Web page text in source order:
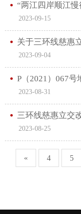
“两江四岸顺江
2023-09-15
关于三环线慈惠
2023-09-04
P（2021）067
2023-08-31
三环线慈惠立交
2023-08-25
« 4 5